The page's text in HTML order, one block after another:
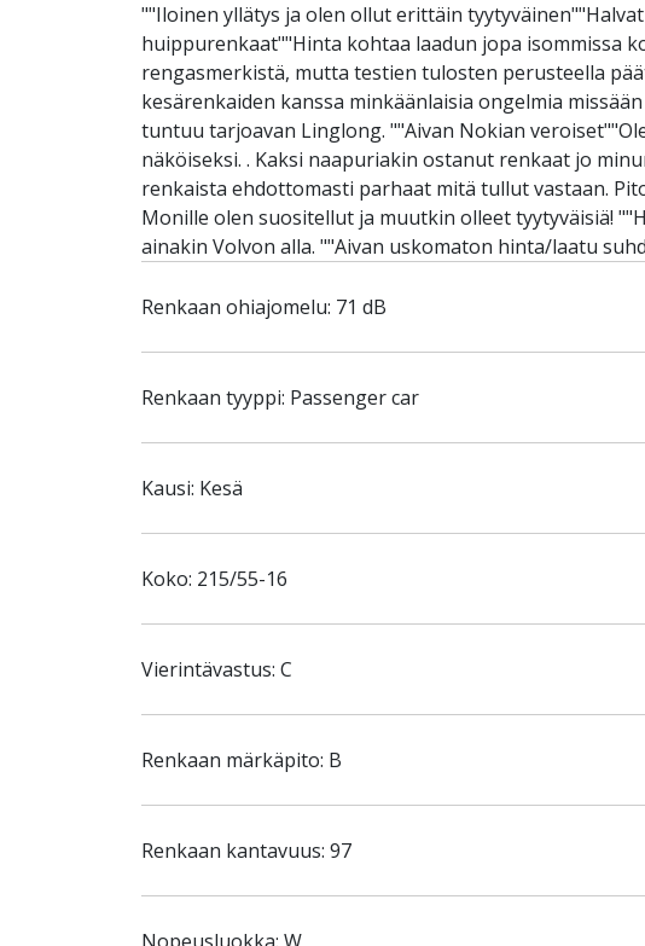
""Iloinen yllätys ja olen ollut erittäin
huippurenkaat""Hinta kohtaa laadun jopa isommissa
rengasmerkistä, mutta testien tulosten perusteella
kesärenkaiden kanssa minkäänlaisia ongelmia
tuntuu tarjoavan Linglong. ""Aivan Nokian
näköiseksi. . Kaksi naapuriakin ostanut renkaat jo
renkaista ehdottomasti parhaat mitä tullut vastaan.
Monille olen suositellut ja muutkin olleet tyytyväisiä!
ainakin Volvon alla. ""Aivan uskomaton hinta/laatu
Renkaan ohiajomelu: 71 dB
Renkaan tyyppi: Passenger car
Kausi: Kesä
Koko: 215/55-16
Vierintävastus: C
Renkaan märkäpito: B
Renkaan kantavuus: 97